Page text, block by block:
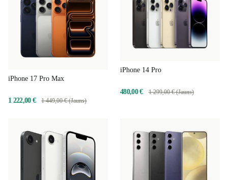
iPhone 17 Pro Max
1 222,00 € 1 449,00 € (Jauns)
iPhone 14 Pro
480,00 € 1 299,00 € (Jauns)